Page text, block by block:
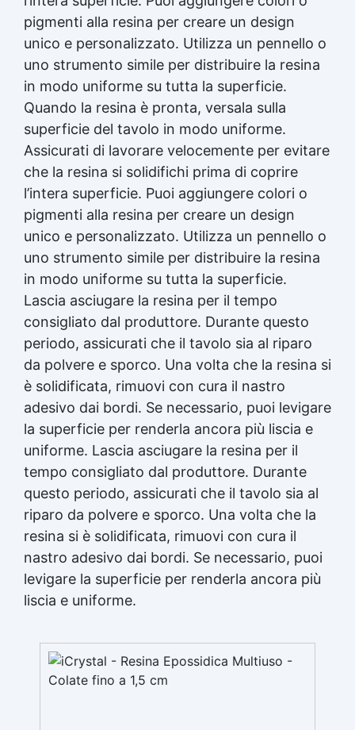
pigmenti alla resina per creare un design
unico e personalizzato. Utilizza un pennello o
uno strumento simile per distribuire la resina
in modo uniforme su tutta la superficie.
Quando la resina è pronta, versala sulla
superficie del tavolo in modo uniforme.
Assicurati di lavorare velocemente per evitare
che la resina si solidifichi prima di coprire
l’intera superficie. Puoi aggiungere colori o
pigmenti alla resina per creare un design
unico e personalizzato. Utilizza un pennello o
uno strumento simile per distribuire la resina
in modo uniforme su tutta la superficie.
Lascia asciugare la resina per il tempo
consigliato dal produttore. Durante questo
periodo, assicurati che il tavolo sia al riparo
da polvere e sporco. Una volta che la resina si
è solidificata, rimuovi con cura il nastro
adesivo dai bordi. Se necessario, puoi levigare
la superficie per renderla ancora più liscia e
uniforme. Lascia asciugare la resina per il
tempo consigliato dal produttore. Durante
questo periodo, assicurati che il tavolo sia al
riparo da polvere e sporco. Una volta che la
resina si è solidificata, rimuovi con cura il
nastro adesivo dai bordi. Se necessario, puoi
levigare la superficie per renderla ancora più
liscia e uniforme.